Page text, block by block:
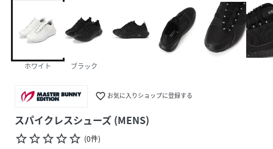
ホワイト ブラック
favorite_border お気に入りショップに登録する
スパイクレスシューズ (MENS)
star_borderstar_borderstar_borderstar_borderstar_border (0件)